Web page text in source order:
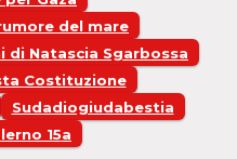
del mare
di Natascia Sgarbossa
Costituzione
Sudadiogiudabestia
15a